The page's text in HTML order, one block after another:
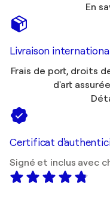
En
Livraison
Frais de port, droits
d'art
Certificat
Signé et inclus avec